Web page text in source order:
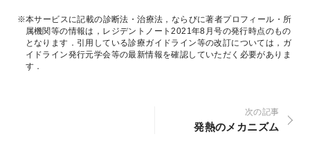
※本サービスに記載の診断法・治療法，ならびに著者プロフィール・所
属機関等の情報は，レジデントノート2021年8月号の発行時点のもの
となります．引用している診療ガイドライン等の改訂については，ガ
イドライン発行元学会等の最新情報を確認していただく必要がありま
す．
次の記事
発熱のメカニズム